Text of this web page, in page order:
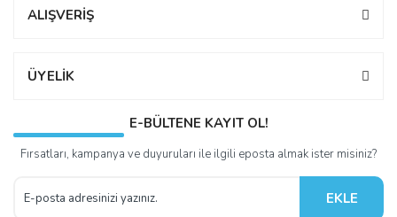
ALIŞVERİŞ
ÜYELİK
E-BÜLTENE KAYIT OL!
Fırsatları, kampanya ve duyuruları ile ilgili eposta almak ister misiniz?
EKLE